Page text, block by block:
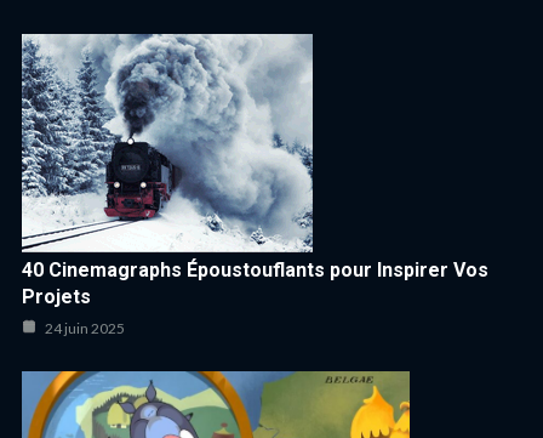
40 Cinemagraphs Époustouflants pour Inspirer Vos
Projets
24 juin 2025